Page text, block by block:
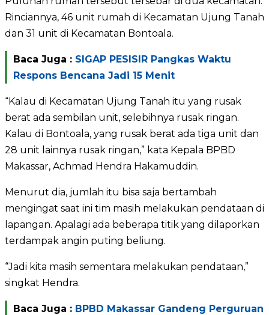
Rinciannya, 46 unit rumah di Kecamatan Ujung Tanah
dan 31 unit di Kecamatan Bontoala.
Baca Juga : SIGAP PESISIR Pangkas Waktu
Respons Bencana Jadi 15 Menit
“Kalau di Kecamatan Ujung Tanah itu yang rusak
berat ada sembilan unit, selebihnya rusak ringan.
Kalau di Bontoala, yang rusak berat ada tiga unit dan
28 unit lainnya rusak ringan,” kata Kepala BPBD
Makassar, Achmad Hendra Hakamuddin.
Menurut dia, jumlah itu bisa saja bertambah
mengingat saat ini tim masih melakukan pendataan di
lapangan. Apalagi ada beberapa titik yang dilaporkan
terdampak angin puting beliung.
“Jadi kita masih sementara melakukan pendataan,”
singkat Hendra.
Baca Juga : BPBD Makassar Gandeng Perguruan